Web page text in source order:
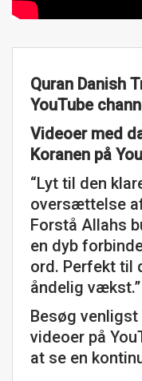
Quran Danish
YouTube
Videoer med
Koranen på
“Lyt til den
oversættelse
Forstå Allahs
en dyb
ord. Perfekt til
åndelig vækst.”
Besøg
videoer på
at se en